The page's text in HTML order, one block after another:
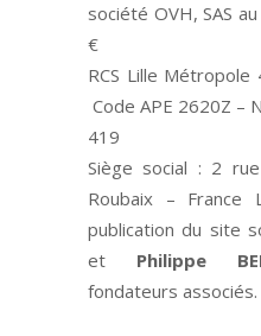
société OVH, SAS
€
RCS Lille
Code APE 2620Z –
419
Siège social : 2
Roubaix – France
publication du site
et Philippe
fondateurs associés.